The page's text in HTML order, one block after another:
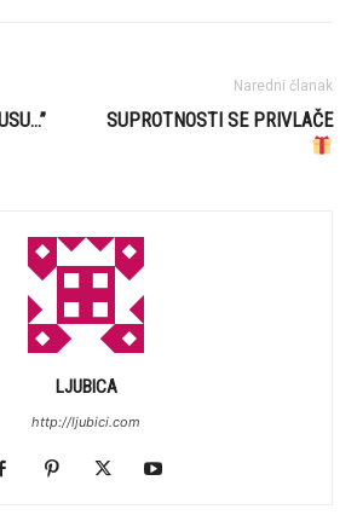
Naredni članak
SUPROTNOSTI SE PRIVLAČE
LJUBICA
http://ljubici.com